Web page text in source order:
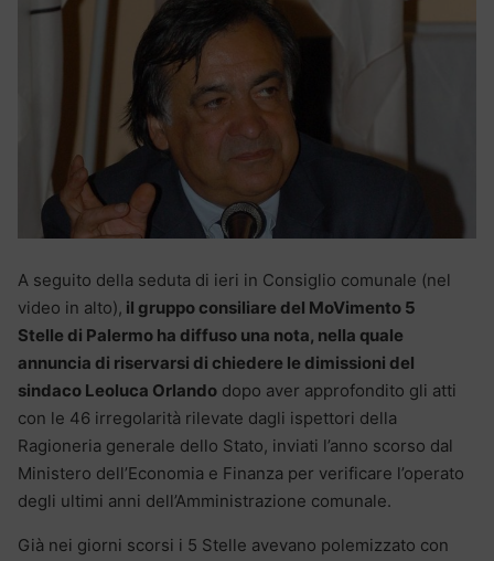
A seguito della seduta di ieri in Consiglio comunale (nel
video in alto), il gruppo consiliare del MoVimento 5
Stelle di Palermo ha diffuso una nota, nella quale
annuncia di riservarsi di chiedere le dimissioni del
sindaco Leoluca Orlando dopo aver approfondito gli atti
con le 46 irregolarità rilevate dagli ispettori della
Ragioneria generale dello Stato, inviati l’anno scorso dal
Ministero dell’Economia e Finanza per verificare l’operato
degli ultimi anni dell’Amministrazione comunale.
Già nei giorni scorsi i 5 Stelle avevano polemizzato con